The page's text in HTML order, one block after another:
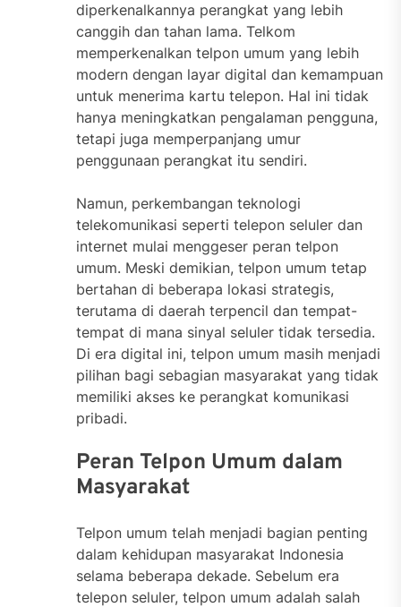
diperkenalkannya perangkat yang lebih
canggih dan tahan lama. Telkom
memperkenalkan telpon umum yang lebih
modern dengan layar digital dan kemampuan
untuk menerima kartu telepon. Hal ini tidak
hanya meningkatkan pengalaman pengguna,
tetapi juga memperpanjang umur
penggunaan perangkat itu sendiri.
Namun, perkembangan teknologi
telekomunikasi seperti telepon seluler dan
internet mulai menggeser peran telpon
umum. Meski demikian, telpon umum tetap
bertahan di beberapa lokasi strategis,
terutama di daerah terpencil dan tempat-
tempat di mana sinyal seluler tidak tersedia.
Di era digital ini, telpon umum masih menjadi
pilihan bagi sebagian masyarakat yang tidak
memiliki akses ke perangkat komunikasi
pribadi.
Peran Telpon Umum dalam
Masyarakat
Telpon umum telah menjadi bagian penting
dalam kehidupan masyarakat Indonesia
selama beberapa dekade. Sebelum era
telepon seluler, telpon umum adalah salah